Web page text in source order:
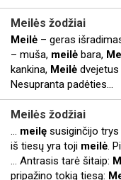
Meilės žodžiai
Meilė – geras
– muša, meilė bara,
kankina, Meilė
Nesupranta padėties…
Meilės žodžiai
... meilę susiginčijo trys
iš tiesų yra toji meilė.
… Antrasis tarė šitaip:
pripažino tokią tiesą: